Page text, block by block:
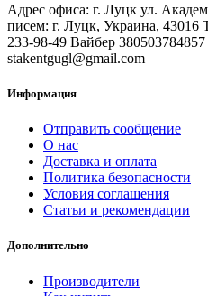
Адрес офиса: г. Луцк ул.
писем: г. Луцк, Украина, 43016
233-98-49 Вайбер
stakentgugl@gmail.com
Информация
Отправить сообщение
О нас
Доставка и оплата
Политика безопасности
Условия соглашения
Статьи и рекомендации
Дополнительно
Производители